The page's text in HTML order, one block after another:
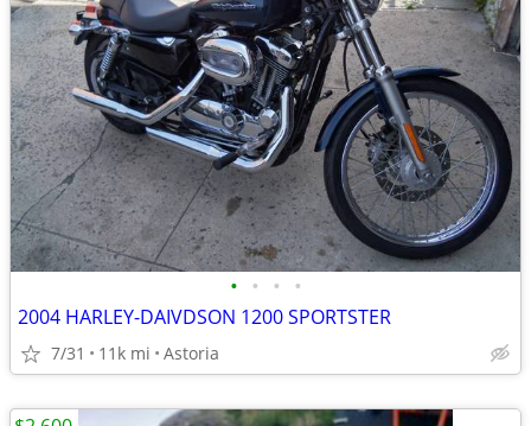
• • • •
2004 HARLEY-DAIVDSON 1200 SPORTSTER
7/31 11k mi Astoria